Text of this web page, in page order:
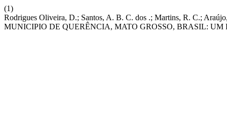
(1)
Rodrigues Oliveira, D.; Santos, A. B. C. dos .; Martins, R. C.;
MUNICIPIO DE QUERÊNCIA, MATO GROSSO, BRASIL: